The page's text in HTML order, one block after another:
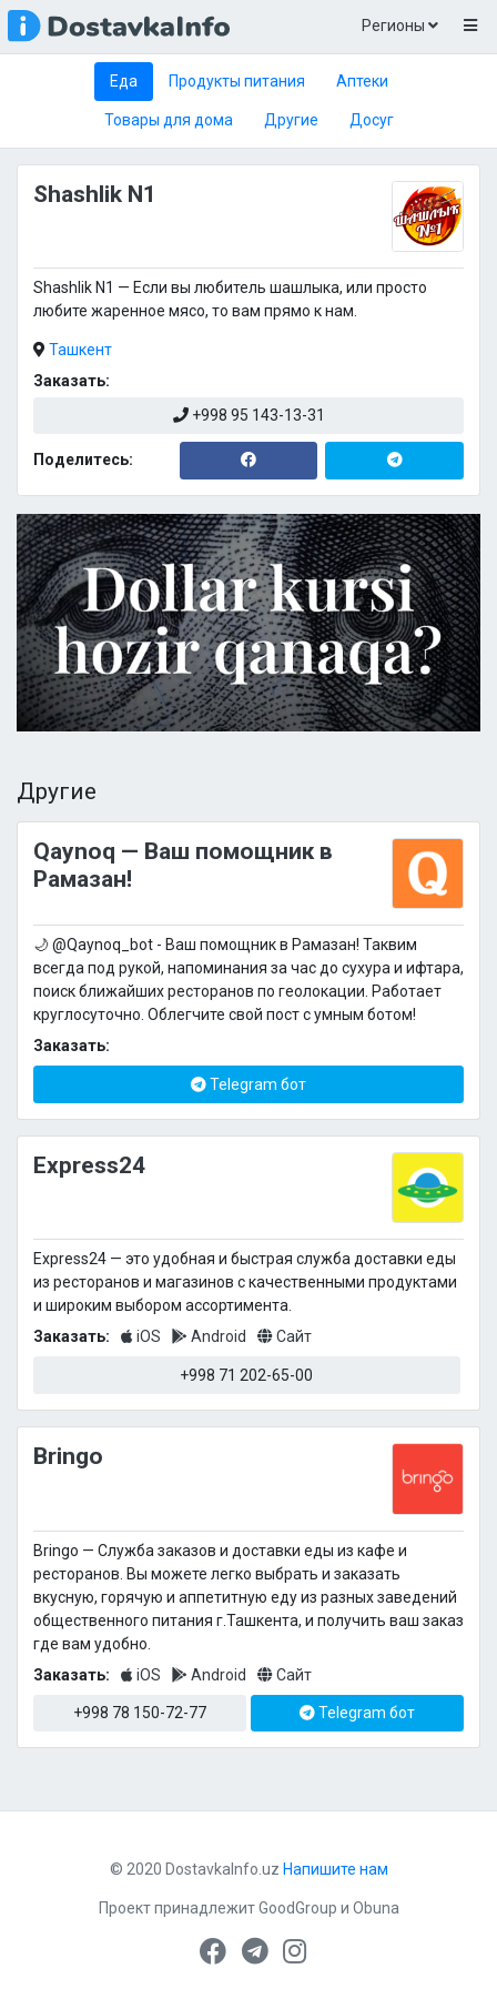
Регионы
Еда Продукты питания Аптеки
Товары для дома Другие Досуг
Shashlik N1
Shashlik N1 — Если вы любитель шашлыка, или просто
любите жаренное мясо, то вам прямо к нам.
Ташкент
Заказать:
+998 95 143-13-31
Поделитесь:
Другие
Qaynoq — Ваш помощник в
Рамазан!
🌙 @Qaynoq_bot - Ваш помощник в Рамазан! Таквим
всегда под рукой, напоминания за час до сухура и ифтара,
поиск ближайших ресторанов по геолокации. Работает
круглосуточно. Облегчите свой пост с умным ботом!
Заказать:
Telegram бот
Express24
Express24 — это удобная и быстрая служба доставки еды
из ресторанов и магазинов с качественными продуктами
и широким выбором ассортимента.
Заказать:
iOS Android Сайт
+998 71 202-65-00
Bringo
Bringo — Cлужба заказов и доставки еды из кафе и
ресторанов. Вы можете легко выбрать и заказать
вкусную, горячую и аппетитную еду из разных заведений
общественного питания г.Ташкента, и получить ваш заказ
где вам удобно.
Заказать:
iOS Android Сайт
+998 78 150-72-77 Telegram бот
© 2020 DostavkaInfo.uz Напишите нам
Проект принадлежитGoodGroup и Obuna